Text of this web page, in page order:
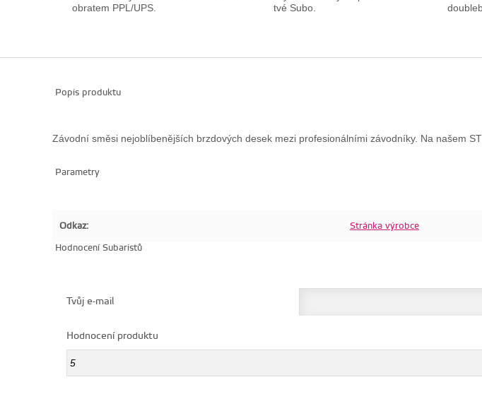
obratem PPL/UPS.
tvé Subo.
Popis produktu
Závodní směsi nejoblíbenějších brzdových desek mezi profesionálními závodníky. Na našem
Parametry
Odkaz:
Stránka výrobce
Hodnocení Subaristů
Tvůj e-mail
Hodnocení produktu